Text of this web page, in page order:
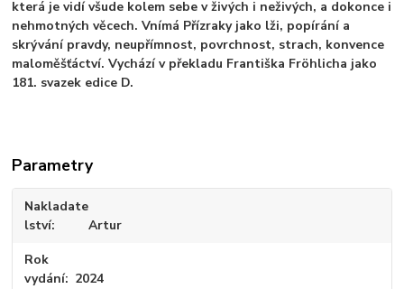
která je vidí všude kolem sebe v živých i neživých, a dokonce i
nehmotných věcech. Vnímá Přízraky jako lži, popírání a
skrývání pravdy, neupřímnost, povrchnost, strach, konvence
maloměšťáctví. Vychází v překladu Františka Fröhlicha jako
181. svazek edice D.
Parametry
Nakladate
lství
Artur
Rok
vydání
2024